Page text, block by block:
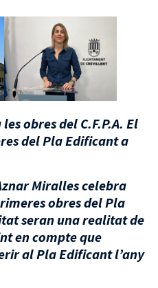
obres del C.F.P.A. El
del Pla Edificant a
Miralles celebra
obres del Pla
seran una realitat de
en compte que
al Pla Edificant l’any